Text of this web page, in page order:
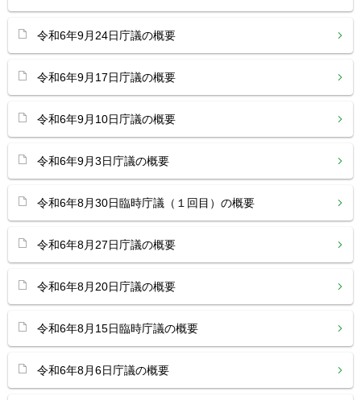
令和6年9月24日庁議の概要
令和6年9月17日庁議の概要
令和6年9月10日庁議の概要
令和6年9月3日庁議の概要
令和6年8月30日臨時庁議（１回目）の概要
令和6年8月27日庁議の概要
令和6年8月20日庁議の概要
令和6年8月15日臨時庁議の概要
令和6年8月6日庁議の概要